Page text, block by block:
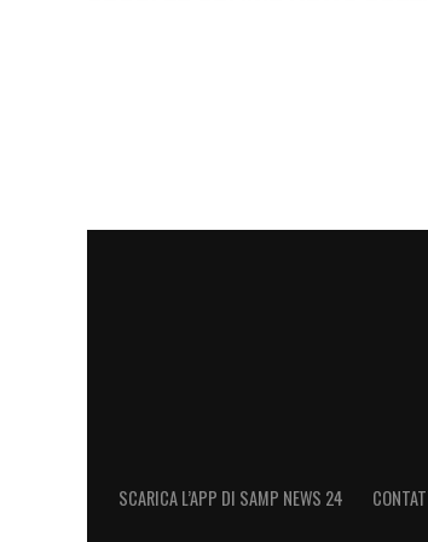
SCARICA L’APP DI SAMP NEWS 24